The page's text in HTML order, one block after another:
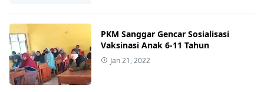
PKM Sanggar Gencar Sosialisasi
Vaksinasi Anak 6-11 Tahun
Jan 21, 2022